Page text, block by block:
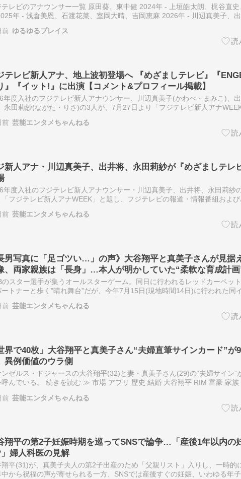
テレビのアナウンサー一覧 原田葵、東中健 2024年 - 上垣皓太朗、梶谷直
年 - 浅倉美恩、石渡花菜、室岡大晴、吉岡恵麻 2026年 - 川辺真美子、
前 ゆるゆるプレイス
テレビ新人アナ、地上波初登場へ 『めざましテレビ』『
』『イット!』に出演【コメント&プロフィール掲載】
年度入社のフジテレビ新人アナウンサー、川辺真美子(かわべ・まみこ)、
永田莉紗(ながた・りさ)の3人が、7月27日より「フジテレビ新人アナ
前 芸能エンタメちゃんねる
新人アナ・川辺真美子、出井将、永田莉紗が『めざましテレ
年度入社のフジテレビ新人アナウンサー・川辺真美子、出井将、永田莉紗
「フジテレビ新人アナWEEK」と題し、フジテレビの報道・情報番組および
前 芸能エンタメちゃんねる
男写真に「足ゴツい…」の声》大谷翔平と真美子さんが見据
、両家親族は「長身」…本人が明かしていた“柔軟な育成計画
のスター選手が集うオールスターゲーム。同日に行われるレッドカーペッ
ートナーと歩く”晴れ舞台”だが、今年7月15日(現地時間14日)に行われた同
前 芸能エンタメちゃんねる
界で40枚」大谷翔平と真美子さん“夫婦直筆サインカード”が
異例価値のウラ側
ンゼルス・ドジャースの大谷翔平(32)と妻・真美子さん(29)の“夫婦サイン”
呼んでいる。 続きを読む ≫ 市場 アプリ 歴史 結婚 大谷翔平 RIM 富豪 家族
前 芸能エンタメちゃんねる
翔平の第2子妊娠時期を巡ってSNSで論争…「産後1年以内の
婦人科医の見解
翔平(31)が、真美子夫人の第2子出産のため「父親リスト」入りし、一時的
から祝福の声が寄せられる一方、SNSでは産後すぐの妊娠、いわゆる年